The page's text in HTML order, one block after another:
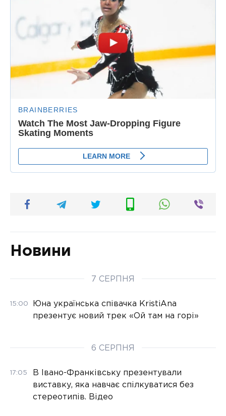
Новини
7 СЕРПНЯ
15:00
Юна українська співачка KristiAna
презентує новий трек «Ой там на горі»
6 СЕРПНЯ
17:05
В Івано-Франківську презентували
виставку, яка навчає спілкуватися без
стереотипів. Відео